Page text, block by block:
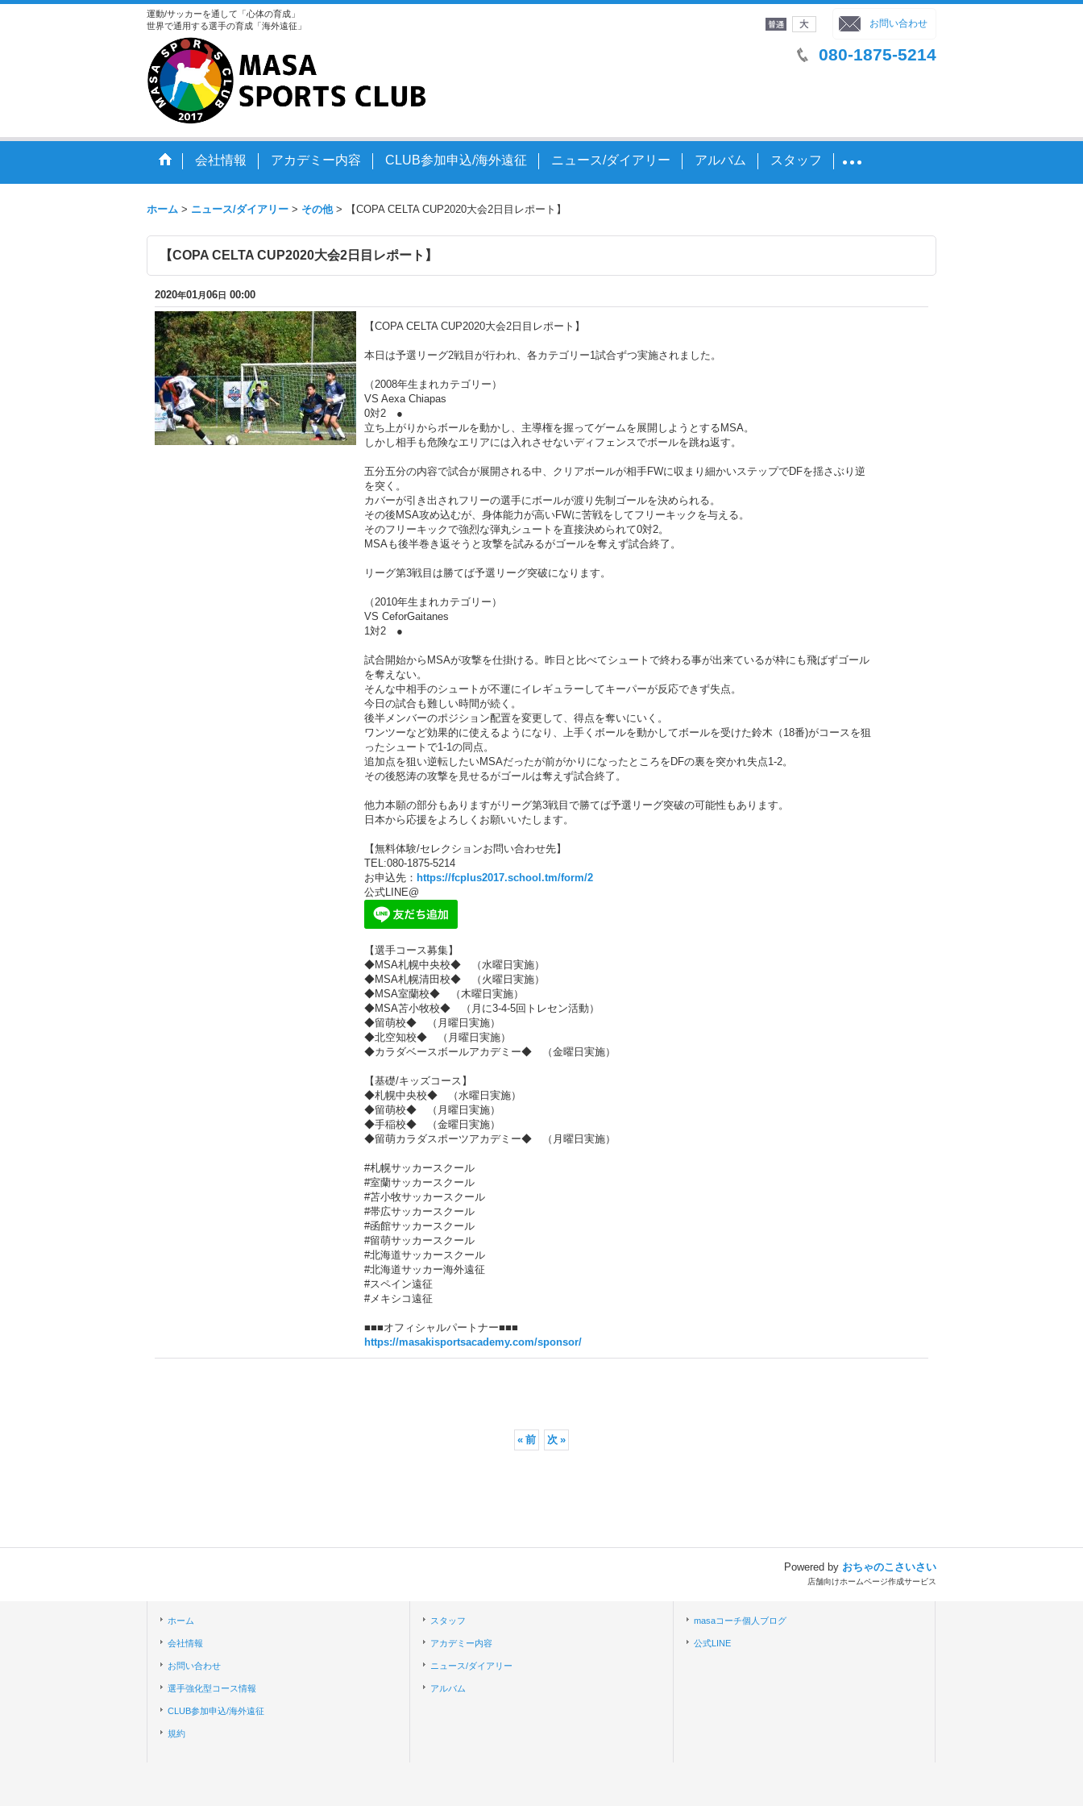
運動/サッカーを通して「心体の育成」
世界で通用する選手の育成「海外遠征」
お問い合わせ
080-1875-5214
会社情報 アカデミー内容 CLUB参加申込/海外遠征 ニュース/ダイアリー アルバム スタッフ
ホーム > ニュース/ダイアリー > その他 > 【COPA CELTA CUP2020大会2日目レポート】
【COPA CELTA CUP2020大会2日目レポート】
2020年01月06日 00:00
【COPA CELTA CUP2020大会2日目レポート】
本日は予選リーグ2戦目が行われ、各カテゴリー1試合ずつ実施されました。
（2008年生まれカテゴリー）
VS Aexa Chiapas
0対2 ●
立ち上がりからボールを動かし、主導権を握ってゲームを展開しようとするMSA。
しかし相手も危険なエリアには入れさせないディフェンスでボールを跳ね返す。
五分五分の内容で試合が展開される中、クリアボールが相手FWに収まり細かいステップでDFを揺さぶり逆
を突く。
カバーが引き出されフリーの選手にボールが渡り先制ゴールを決められる。
その後MSA攻め込むが、身体能力が高いFWに苦戦をしてフリーキックを与える。
そのフリーキックで強烈な弾丸シュートを直接決められて0対2。
MSAも後半巻き返そうと攻撃を試みるがゴールを奪えず試合終了。
リーグ第3戦目は勝てば予選リーグ突破になります。
（2010年生まれカテゴリー）
VS CeforGaitanes
1対2 ●
試合開始からMSAが攻撃を仕掛ける。昨日と比べてシュートで終わる事が出来ているが枠にも飛ばずゴール
を奪えない。
そんな中相手のシュートが不運にイレギュラーしてキーパーが反応できず失点。
今日の試合も難しい時間が続く。
後半メンバーのポジション配置を変更して、得点を奪いにいく。
ワンツーなど効果的に使えるようになり、上手くボールを動かしてボールを受けた鈴木（18番)がコースを狙
ったシュートで1-1の同点。
追加点を狙い逆転したいMSAだったが前がかりになったところをDFの裏を突かれ失点1-2。
その後怒涛の攻撃を見せるがゴールは奪えず試合終了。
他力本願の部分もありますがリーグ第3戦目で勝てば予選リーグ突破の可能性もあります。
日本から応援をよろしくお願いいたします。
【無料体験/セレクションお問い合わせ先】
TEL:080-1875-5214
お申込先： https://fcplus2017.school.tm/form/2
公式LINE@
【選手コース募集】
◆MSA札幌中央校◆ （水曜日実施）
◆MSA札幌清田校◆ （火曜日実施）
◆MSA室蘭校◆ （木曜日実施）
◆MSA苫小牧校◆ （月に3-4-5回トレセン活動）
◆留萌校◆ （月曜日実施）
◆北空知校◆ （月曜日実施）
◆カラダベースボールアカデミー◆ （金曜日実施）
【基礎/キッズコース】
◆札幌中央校◆ （水曜日実施）
◆留萌校◆ （月曜日実施）
◆手稲校◆ （金曜日実施）
◆留萌カラダスポーツアカデミー◆ （月曜日実施）
#札幌サッカースクール
#室蘭サッカースクール
#苫小牧サッカースクール
#帯広サッカースクール
#函館サッカースクール
#留萌サッカースクール
#北海道サッカースクール
#北海道サッカー海外遠征
#スペイン遠征
#メキシコ遠征
■■■オフィシャルパートナー■■■
https://masakisportsacademy.com/sponsor/
« 前 次 »
Powered by おちゃのこさいさい
店舗向けホームページ作成サービス
ホーム
会社情報
お問い合わせ
選手強化型コース情報
CLUB参加申込/海外遠征
規約
スタッフ
アカデミー内容
ニュース/ダイアリー
アルバム
masaコーチ個人ブログ
公式LINE